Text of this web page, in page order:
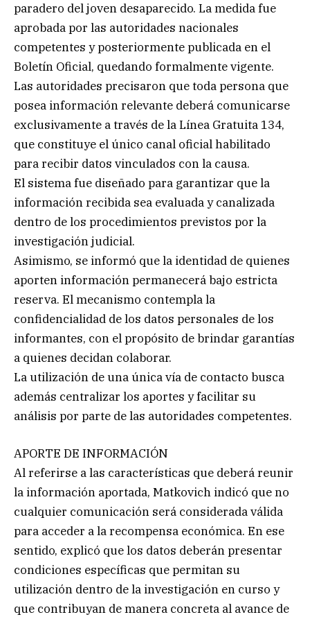
paradero del joven desaparecido. La medida fue
aprobada por las autoridades nacionales
competentes y posteriormente publicada en el
Boletín Oficial, quedando formalmente vigente.
Las autoridades precisaron que toda persona que
posea información relevante deberá comunicarse
exclusivamente a través de la Línea Gratuita 134,
que constituye el único canal oficial habilitado
para recibir datos vinculados con la causa.
El sistema fue diseñado para garantizar que la
información recibida sea evaluada y canalizada
dentro de los procedimientos previstos por la
investigación judicial.
Asimismo, se informó que la identidad de quienes
aporten información permanecerá bajo estricta
reserva. El mecanismo contempla la
confidencialidad de los datos personales de los
informantes, con el propósito de brindar garantías
a quienes decidan colaborar.
La utilización de una única vía de contacto busca
además centralizar los aportes y facilitar su
análisis por parte de las autoridades competentes.
APORTE DE INFORMACIÓN
Al referirse a las características que deberá reunir
la información aportada, Matkovich indicó que no
cualquier comunicación será considerada válida
para acceder a la recompensa económica. En ese
sentido, explicó que los datos deberán presentar
condiciones específicas que permitan su
utilización dentro de la investigación en curso y
que contribuyan de manera concreta al avance de